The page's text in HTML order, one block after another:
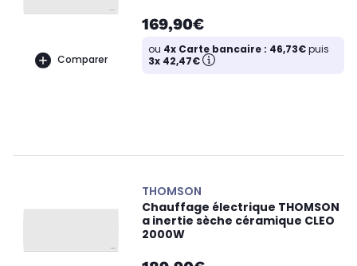
Comparer
169,90€
ou 4x Carte bancaire : 46,73€puis
3x 42,47€
THOMSON
Chauffage électrique THOMSON
a inertie sèche céramique CLEO
2000W